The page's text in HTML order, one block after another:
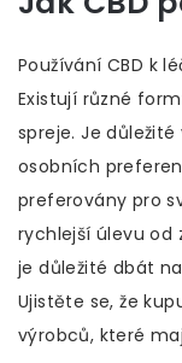
Používání CBD k
Existují různé
spreje. Je
osobních
preferovány pro
rychlejší úlevu od
je důležité dbát
Ujistěte se, že
výrobců, které